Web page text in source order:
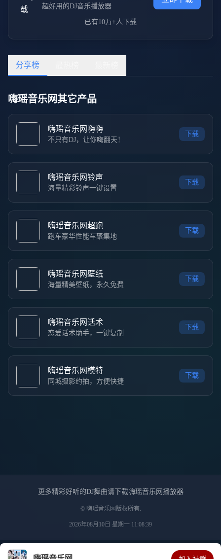
超好用的DJ音乐播放器
已有10万+人下载
分享榜
嗨瑶音乐网其它产品
嗨瑶音乐网嗨嗨
不只有DJ，让你嗨翻天！
下载
嗨瑶音乐网铃声
海量精彩铃声一键设置
下载
嗨瑶音乐网超跑
跑车豪华性能车聚集地
下载
嗨瑶音乐网壁纸
海量精美壁纸，永久免费
下载
嗨瑶音乐网话术
恋爱话术助手，一键复制
下载
嗨瑶音乐网模特
同城摄影约拍，方便快捷
下载
更多精彩好听的DJ舞曲请下载嗨瑶音乐网播放器
© 嗨瑶音乐网版权所有.
2026年08月10日 星期一 11:08:39